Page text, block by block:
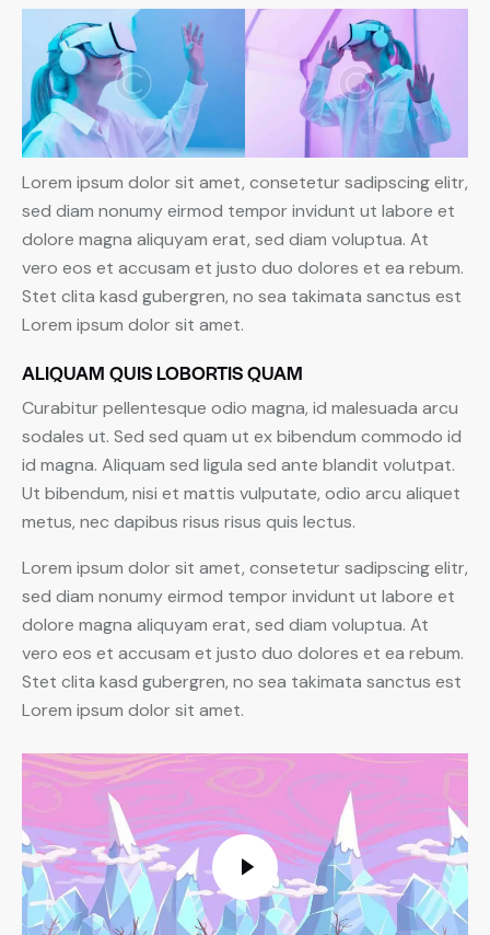
Lorem ipsum dolor sit amet, consetetur sadipscing elitr,
sed diam nonumy eirmod tempor invidunt ut labore et
dolore magna aliquyam erat, sed diam voluptua. At
vero eos et accusam et justo duo dolores et ea rebum.
Stet clita kasd gubergren, no sea takimata sanctus est
Lorem ipsum dolor sit amet.
ALIQUAM QUIS LOBORTIS QUAM
Curabitur pellentesque odio magna, id malesuada arcu
sodales ut. Sed sed quam ut ex bibendum commodo id
id magna. Aliquam sed ligula sed ante blandit volutpat.
Ut bibendum, nisi et mattis vulputate, odio arcu aliquet
metus, nec dapibus risus risus quis lectus.
Lorem ipsum dolor sit amet, consetetur sadipscing elitr,
sed diam nonumy eirmod tempor invidunt ut labore et
dolore magna aliquyam erat, sed diam voluptua. At
vero eos et accusam et justo duo dolores et ea rebum.
Stet clita kasd gubergren, no sea takimata sanctus est
Lorem ipsum dolor sit amet.